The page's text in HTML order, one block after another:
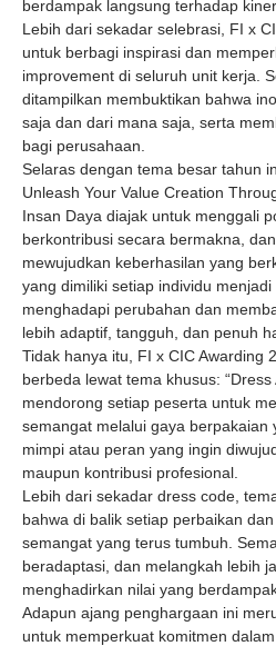
berdampak langsung terhadap
Lebih dari sekadar selebrasi, FI x
untuk berbagi inspirasi dan
improvement di seluruh unit kerja.
ditampilkan membuktikan bahwa
saja dan dari mana saja, serta
bagi perusahaan.
Selaras dengan tema besar tahun
Unleash Your Value Creation
Insan Daya diajak untuk menggali
berkontribusi secara bermakna,
mewujudkan keberhasilan yang
yang dimiliki setiap individu
menghadapi perubahan dan
lebih adaptif, tangguh, dan penuh
Tidak hanya itu, FI x CIC Awarding
berbeda lewat tema khusus: “Dress
mendorong setiap peserta untuk
semangat melalui gaya berpakaian
mimpi atau peran yang ingin
maupun kontribusi profesional.
Lebih dari sekadar dress code ,
bahwa di balik setiap perbaikan
semangat yang terus tumbuh.
beradaptasi, dan melangkah lebih
menghadirkan nilai yang
Adapun ajang penghargaan ini
untuk memperkuat komitmen